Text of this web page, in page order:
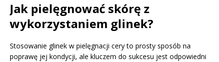
Jak pielęgnować skórę z
wykorzystaniem glinek?
Stosowanie glinek w pielęgnacji cery to prosty sposób na
poprawę jej kondycji, ale kluczem do sukcesu jest odpowiedni